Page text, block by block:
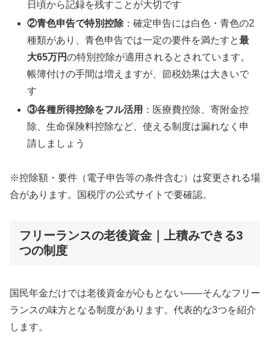
日頃から記録を残すことが大切です
②青色申告で特別控除：確定申告には白色・青色の2
種類があり、青色申告では一定の要件を満たすと最
大65万円の特別控除が適用されるとされています。
帳簿付けの手間は増えますが、節税効果は大きいで
す
③各種所得控除をフル活用 ：医療費控除、寄附金控
除、生命保険料控除など、使える制度は漏れなく申
請しましょう
※控除額・要件（電子申告等の条件含む）は変更される場
合があります。国税庁の公式サイトで要確認。
フリーランスの老後資金｜上積みできる3
つの制度
国民年金だけでは老後資金が心もとない——そんなフリー
ランスの味方となる制度があります。代表的な3つを紹介
します。